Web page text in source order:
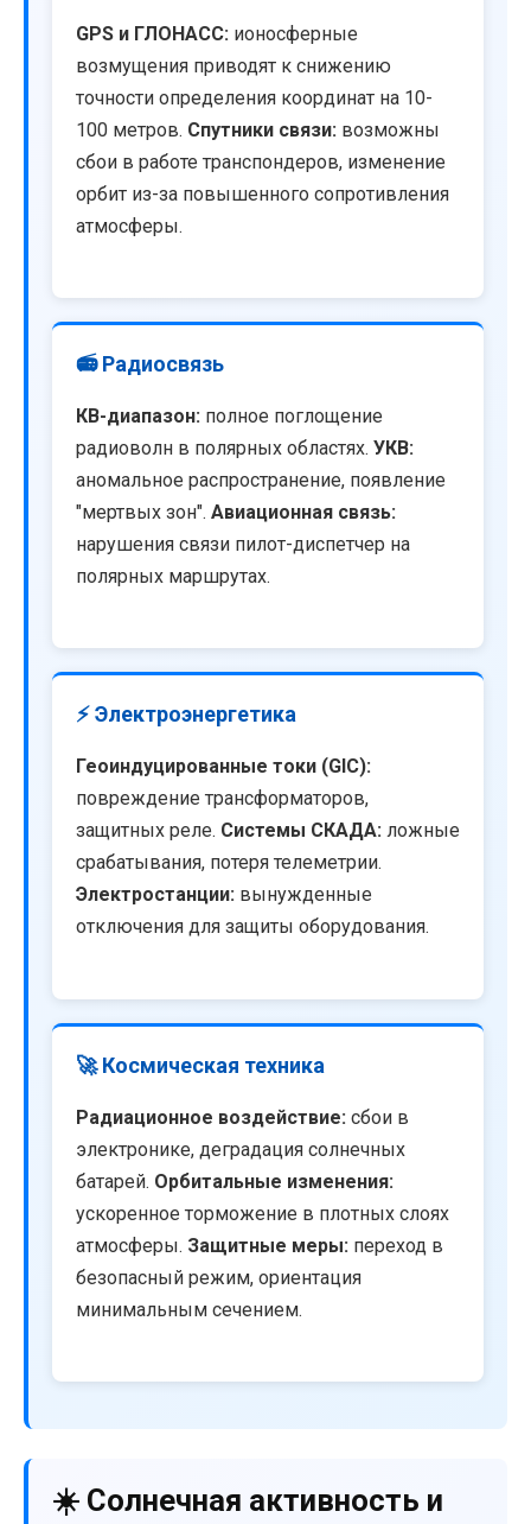
GPS и ГЛОНАСС: ионосферные
возмущения приводят к снижению
точности определения координат на 10-
100 метров. Спутники связи: возможны
сбои в работе транспондеров, изменение
орбит из-за повышенного сопротивления
атмосферы.
📻 Радиосвязь
КВ-диапазон: полное поглощение
радиоволн в полярных областях. УКВ:
аномальное распространение, появление
"мертвых зон". Авиационная связь:
нарушения связи пилот-диспетчер на
полярных маршрутах.
⚡ Электроэнергетика
Геоиндуцированные токи (GIC):
повреждение трансформаторов,
защитных реле. Системы СКАДА: ложные
срабатывания, потеря телеметрии.
Электростанции: вынужденные
отключения для защиты оборудования.
🚀 Космическая техника
Радиационное воздействие: сбои в
электронике, деградация солнечных
батарей. Орбитальные изменения:
ускоренное торможение в плотных слоях
атмосферы. Защитные меры: переход в
безопасный режим, ориентация
минимальным сечением.
☀️ Солнечная активность и